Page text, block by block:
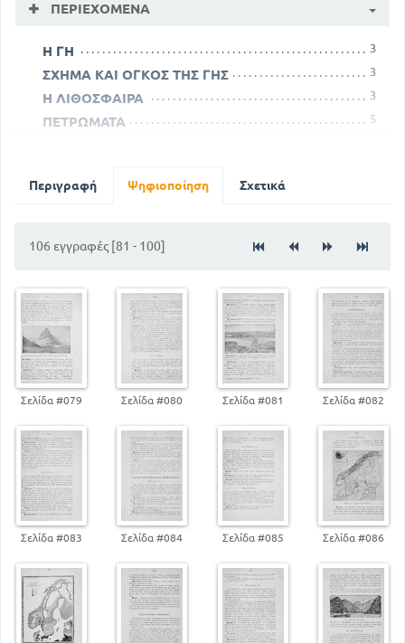
ΠΕΡΙΕΧΌΜΕΝΑ
Η ΓΗ 3
ΣΧΗΜΑ ΚΑΙ ΟΓΚΟΣ ΤΗΣ ΓΗΣ 3
Η ΛΙΘΟΣΦΑΙΡΑ 3
ΠΕΤΡΩΜΑΤΑ 5
Η ΕΥΡΩΠΗ
ΒΟΡΕΙΑ ΚΑΙ ΒΟΡΕΙΟΑΝΑΤΟΛΙΚΗ ΕΥΡΩΠΗ
Περιγραφή Ψηφιοποίηση Σχετικά
106 εγγραφές [81 - 100]
Σελίδα #079 Σελίδα #080 Σελίδα #081 Σελίδα #082
Σελίδα #083 Σελίδα #084 Σελίδα #085 Σελίδα #086